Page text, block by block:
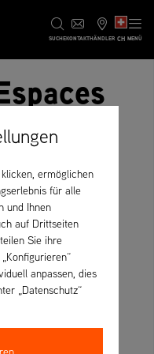
SUCHEKONTAKTHÄNDLER CH MENÜ
Bresse –
ermöglichen
für alle
und Ihnen
auf Drittseiten
Sie ihre
anpassen, dies
„Datenschutz“